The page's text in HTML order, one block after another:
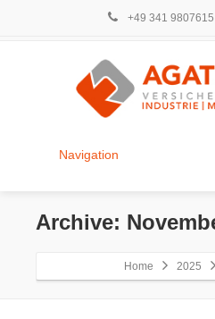
+49 341 9807615
Navigation
Archive:
Home 2025